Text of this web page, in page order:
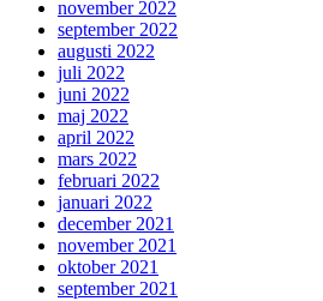
november 2022
september 2022
augusti 2022
juli 2022
juni 2022
maj 2022
april 2022
mars 2022
februari 2022
januari 2022
december 2021
november 2021
oktober 2021
september 2021